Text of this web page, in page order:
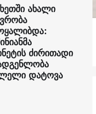
ახალი
ძირითადი
დატოვა